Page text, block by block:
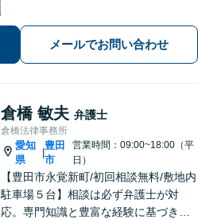
に、シンプルな解決を」。初回で費用
と道筋を明示。メールでお問い合わせ
倉橋 敏夫 弁護士
倉橋法律事務所
愛知
県
|
豊田
市
営業時間：09:00~18:00（平
日）
【豊田市永覚新町/初回相談無料/敷地内
駐車場５台】相談は必ず弁護士が対
応。専門知識と豊富な経験に基づき、